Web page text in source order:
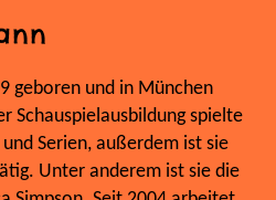
geboren und in München
Schauspielausbildung spielte
Serien, außerdem ist sie
Unter anderem ist sie die